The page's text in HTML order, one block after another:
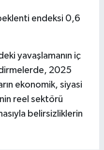
endeksi 0,6
yavaşlamanın iç
2025
ekonomik, siyasi
reel sektörü
belirsizliklerin